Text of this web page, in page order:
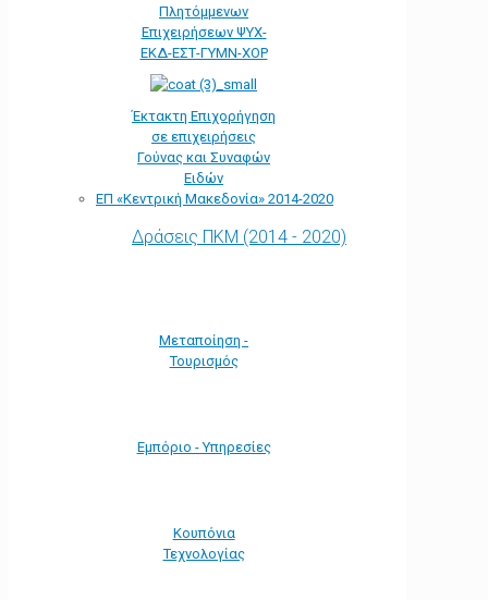
Πλητόμμενων
Επιχειρήσεων ΨΥΧ-
ΕΚΔ-ΕΣΤ-ΓΥΜΝ-ΧΟΡ
Έκτακτη Επιχορήγηση
σε επιχειρήσεις
Γούνας και Συναφών
Ειδών
ΕΠ «Kεντρική Μακεδονία» 2014-2020
Δράσεις ΠΚΜ (2014 - 2020)
Μεταποίηση -
Τουρισμός
Εμπόριο - Υπηρεσίες
Κουπόνια
Τεχνολογίας